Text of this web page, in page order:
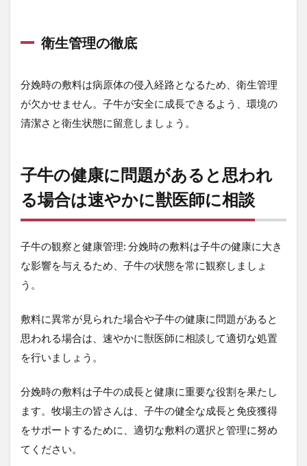
談衛生管理の徹底
分娩時の敷料は病原体の侵入経路となるため、衛生管理
が欠かせません。子牛が安全に成長できるよう、環境の
清潔さと衛生状態に留意しましょう。
子牛の健康に問題があると思われ
る場合は速やかに獣医師に相談
子牛の観察と健康管理: 分娩時の敷料は子牛の健康に大き
な影響を与えるため、子牛の状態を常に観察しましょ
う。
敷料に異常が見られた場合や子牛の健康に問題があると
思われる場合は、速やかに獣医師に相談して適切な処置
を行いましょう。
分娩時の敷料は子牛の成長と健康に重要な役割を果たし
ます。牧場主の皆さんは、子牛の健全な成長と免疫獲得
をサポートするために、適切な敷料の選択と管理に努め
てください。